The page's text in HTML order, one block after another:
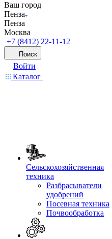
Ваш город
Пенза
Пенза
Москва
+7 (8412) 22-11-12
Поиск
Войти
Каталог
Сельскохозяйственная
техника
Разбрасыватели
удобрений
Посевная техника
Почвообработка